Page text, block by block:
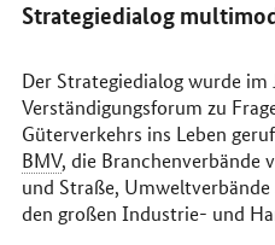
Strategiedialog
Der Strategiedialog wurde
Verständigungsforum zu
Güterverkehrs ins Leben
BMV, die Branchenverbände
und Straße,
den großen Industrie- und